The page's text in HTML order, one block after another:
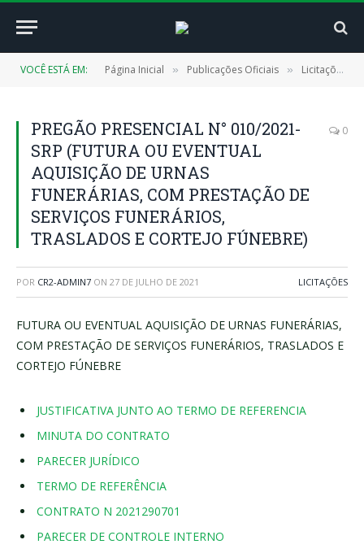
VOCÊ ESTÁ EM: Página Inicial » Publicações Oficiais » Licitações
PREGÃO PRESENCIAL N° 010/2021-
SRP (FUTURA OU EVENTUAL
AQUISIÇÃO DE URNAS
FUNERÁRIAS, COM PRESTAÇÃO DE
SERVIÇOS FUNERÁRIOS,
TRASLADOS E CORTEJO FÚNEBRE)
0
POR CR2-ADMIN7 ON 27 DE JULHO DE 2021 LICITAÇÕES
FUTURA OU EVENTUAL AQUISIÇÃO DE URNAS FUNERÁRIAS,
COM PRESTAÇÃO DE SERVIÇOS FUNERÁRIOS, TRASLADOS E
CORTEJO FÚNEBRE
JUSTIFICATIVA JUNTO AO TERMO DE REFERENCIA
MINUTA DO CONTRATO
PARECER JURÍDICO
TERMO DE REFERÊNCIA
CONTRATO N 2021290701
PARECER DE CONTROLE INTERNO